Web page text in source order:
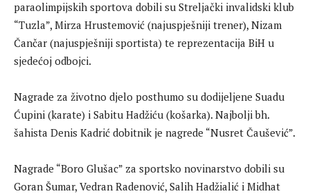
paraolimpijskih sportova dobili su Streljački invalidski klub
“Tuzla”, Mirza Hrustemović (najuspješniji trener), Nizam
Čančar (najuspješniji sportista) te reprezentacija BiH u
sjedećoj odbojci.
Nagrade za životno djelo posthumo su dodijeljene Suadu
Ćupini (karate) i Sabitu Hadžiću (košarka). Najbolji bh.
šahista Denis Kadrić dobitnik je nagrede “Nusret Čaušević”.
Nagrade “Boro Glušac” za sportsko novinarstvo dobili su
Goran Šumar, Vedran Radenović, Salih Hadžialić i Midhat